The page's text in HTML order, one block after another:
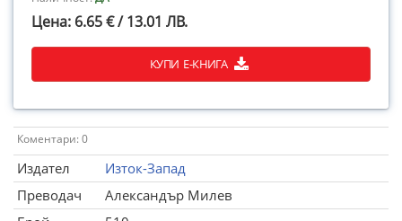
Цена: 6.65 € / 13.01 ЛВ.
КУПИ Е-КНИГА
Коментари: 0
Издател
Изток-Запад
Преводач
Александър Милев